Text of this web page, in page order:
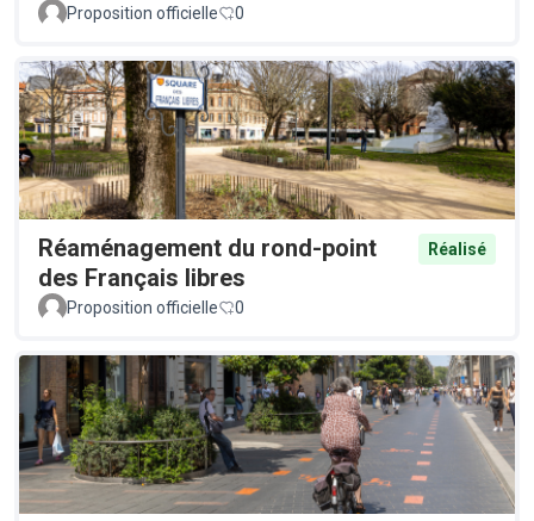
Proposition officielle 0
Réaménagement du rond-point
des Français libres
Réalisé
Proposition officielle 0